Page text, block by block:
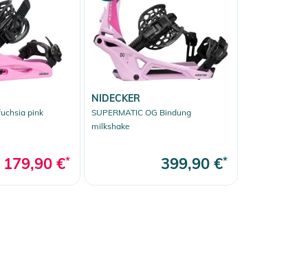
pink
179,90 €*
NIDECKER
SUPERMATIC OG Bindung
milkshake
399,90 €*